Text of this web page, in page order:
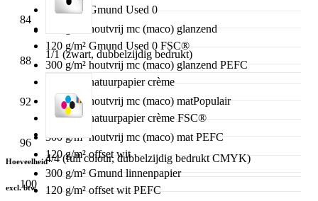
300 g/m² houtvrij mc (maco) glanzend
300 g/m² houtvrij mc (maco) glanzend PEFC
300 g/m² houtvrij mc (maco) matPopulair
300 g/m² houtvrij mc (maco) mat PEFC
300 g/m² Gmund linnenpapier
84
88
92
96
100
120 g/m² Gmund Used 0
120 g/m² Gmund Used 0 FSC®
120 g/m² natuurpapier crème
120 g/m² natuurpapier crème FSC®
120 g/m² offset wit
120 g/m² offset wit PEFC
1/1 (zwart, dubbelzijdig bedrukt)
4/4 (full colour, dubbelzijdig bedrukt CMYK)
Hoeveelheid
excl. btw